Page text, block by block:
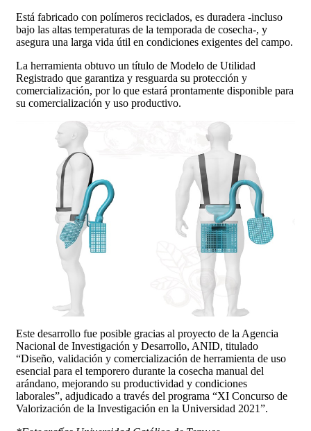
Está fabricado con polímeros reciclados, es duradera -incluso
bajo las altas temperaturas de la temporada de cosecha-, y
asegura una larga vida útil en condiciones exigentes del campo.
La herramienta obtuvo un título de Modelo de Utilidad
Registrado que garantiza y resguarda su protección y
comercialización, por lo que estará prontamente disponible para
su comercialización y uso productivo.
Este desarrollo fue posible gracias al proyecto de la Agencia
Nacional de Investigación y Desarrollo, ANID, titulado
“Diseño, validación y comercialización de herramienta de uso
esencial para el temporero durante la cosecha manual del
arándano, mejorando su productividad y condiciones
laborales”, adjudicado a través del programa “XI Concurso de
Valorización de la Investigación en la Universidad 2021”.